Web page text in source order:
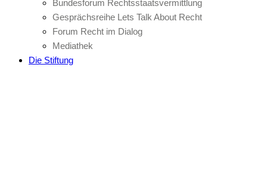
Bundesforum Rechtsstaatsvermittlung
Gesprächsreihe Lets Talk About Recht
Forum Recht im Dialog
Mediathek
Die Stiftung